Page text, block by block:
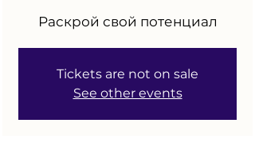
Раскрой свой потенциал
Tickets are not on sale
See other events